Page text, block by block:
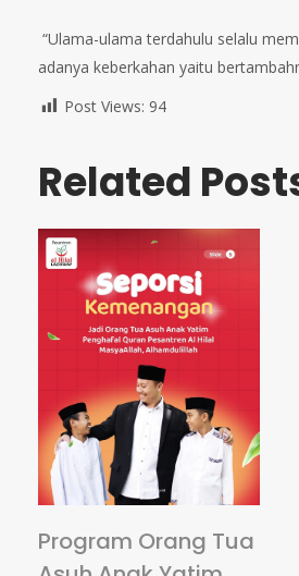
“Ulama-ulama terdahulu selalu
adanya keberkahan yaitu
Post Views: 94
Related
Program Orang Tua